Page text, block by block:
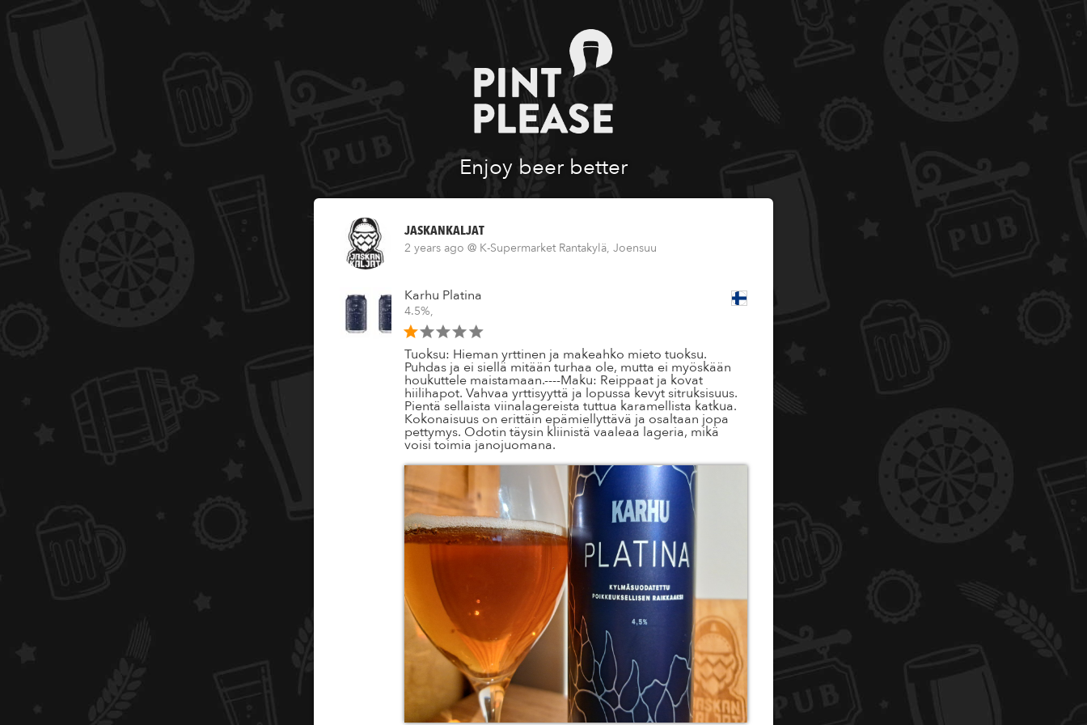
Enjoy beer better
JASKANKALJAT
2 years ago @ K-Supermarket Rantakylä, Joensuu
Karhu Platina
4.5%,
Tuoksu: Hieman yrttinen ja makeahko mieto tuoksu.
Puhdas ja ei siellä mitään turhaa ole, mutta ei myöskään
houkuttele maistamaan.----Maku: Reippaat ja kovat
hiilihapot. Vahvaa yrttisyyttä ja lopussa kevyt sitruksisuus.
Pientä sellaista viinalagereista tuttua karamellista katkua.
Kokonaisuus on erittäin epämiellyttävä ja osaltaan jopa
pettymys. Odotin täysin kliinistä vaaleaa lageria, mikä
voisi toimia janojuomana.